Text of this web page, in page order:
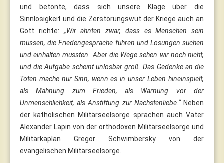
und betonte, dass sich unsere Klage über die
Sinnlosigkeit und die Zerstörungswut der Kriege auch an
Gott richte: „Wir ahnten zwar, dass es Menschen sein
müssen, die Friedengespräche führen und Lösungen suchen
und einhalten müssten. Aber die Wege sehen wir noch nicht,
und die Aufgabe scheint unlösbar groß. Das Gedenke an die
Toten mache nur Sinn, wenn es in unser Leben hineinspielt,
als Mahnung zum Frieden, als Warnung vor der
Unmenschlichkeit, als Anstiftung zur Nächstenliebe.“ Neben
der katholischen Militärseelsorge sprachen auch Vater
Alexander Lapin von der orthodoxen Militärseelsorge und
Militärkaplan Gregor Schwimbersky von der
evangelischen Militärseelsorge.